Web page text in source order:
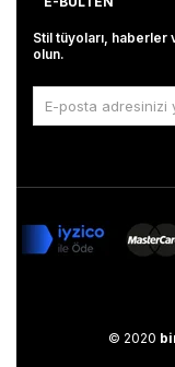
Stil tüyoları, haberler
olun.
© 2020